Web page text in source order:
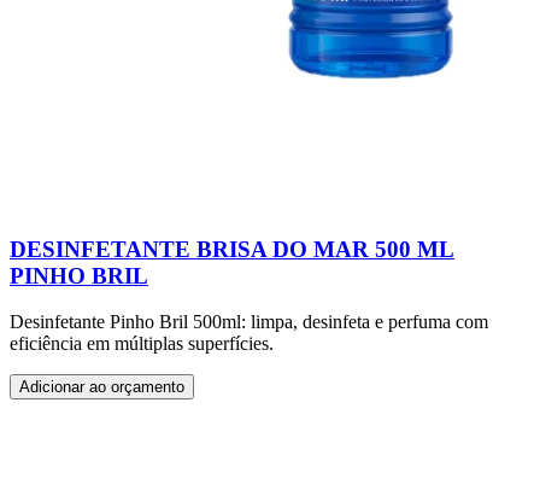
DESINFETANTE BRISA DO MAR 500 ML
PINHO BRIL
Desinfetante Pinho Bril 500ml: limpa, desinfeta e perfuma com
eficiência em múltiplas superfícies.
Adicionar ao orçamento